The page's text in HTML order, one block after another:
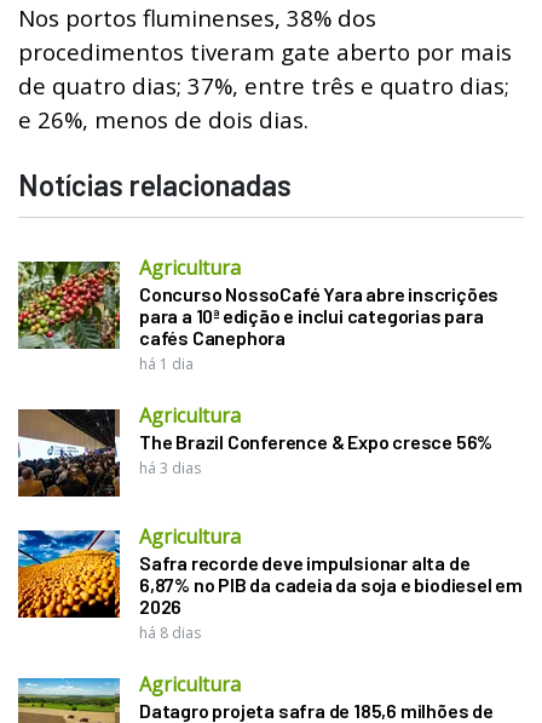
Nos portos fluminenses, 38% dos
procedimentos tiveram gate aberto por mais
de quatro dias; 37%, entre três e quatro dias;
e 26%, menos de dois dias.
Notícias relacionadas
Agricultura
Concurso NossoCafé Yara abre inscrições
para a 10ª edição e inclui categorias para
cafés Canephora
há 1 dia
Agricultura
The Brazil Conference & Expo cresce 56%
há 3 dias
Agricultura
Safra recorde deve impulsionar alta de
6,87% no PIB da cadeia da soja e biodiesel em
2026
há 8 dias
Agricultura
Datagro projeta safra de 185,6 milhões de